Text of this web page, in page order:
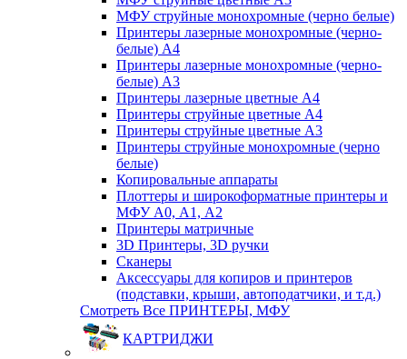
МФУ струйные монохромные (черно белые)
Принтеры лазерные монохромные (черно-
белые) A4
Принтеры лазерные монохромные (черно-
белые) A3
Принтеры лазерные цветные A4
Принтеры струйные цветные A4
Принтеры струйные цветные A3
Принтеры струйные монохромные (черно
белые)
Копировальные аппараты
Плоттеры и широкоформатные принтеры и
МФУ А0, А1, А2
Принтеры матричные
3D Принтеры, 3D ручки
Сканеры
Аксессуары для копиров и принтеров
(подставки, крыши, автоподатчики, и т.д.)
Смотреть Все ПРИНТЕРЫ, МФУ
КАРТРИДЖИ